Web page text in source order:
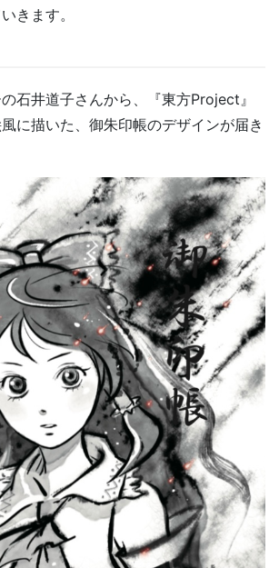
きます。
石井道子さんから、『東方Project』
に描いた、御朱印帳のデザインが届き